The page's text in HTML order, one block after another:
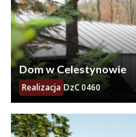
Dom w Celestynowie
Realizacja DzC 0460